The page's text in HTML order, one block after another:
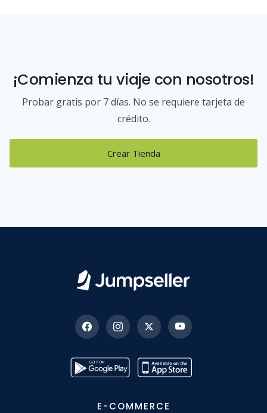
¡Comienza tu viaje con nosotros!
Probar gratis por 7 días. No se requiere tarjeta de
crédito.
Crear Tienda
E-COMMERCE